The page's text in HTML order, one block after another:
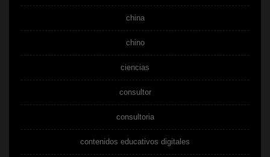
china
chino
ciencias
consultor
consultoria
contenidos educativos digitales